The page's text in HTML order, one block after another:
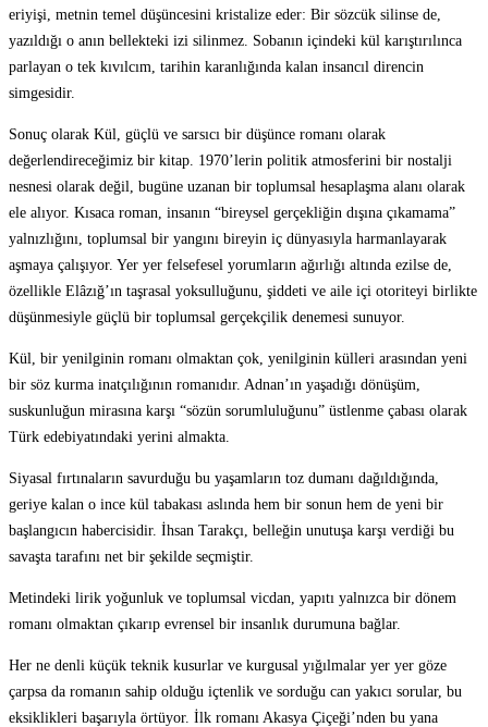
eriyişi, metnin temel düşüncesini kristalize eder: Bir sözcük silinse de,
yazıldığı o anın bellekteki izi silinmez. Sobanın içindeki kül karıştırılınca
parlayan o tek kıvılcım, tarihin karanlığında kalan insancıl direncin
simgesidir.
Sonuç olarak Kül, güçlü ve sarsıcı bir düşünce romanı olarak
değerlendireceğimiz bir kitap. 1970’lerin politik atmosferini bir nostalji
nesnesi olarak değil, bugüne uzanan bir toplumsal hesaplaşma alanı olarak
ele alıyor. Kısaca roman, insanın “bireysel gerçekliğin dışına çıkamama”
yalnızlığını, toplumsal bir yangını bireyin iç dünyasıyla harmanlayarak
aşmaya çalışıyor. Yer yer felsefesel yorumların ağırlığı altında ezilse de,
özellikle Elâzığ’ın taşrasal yoksulluğunu, şiddeti ve aile içi otoriteyi birlikte
düşünmesiyle güçlü bir toplumsal gerçekçilik denemesi sunuyor.
Kül, bir yenilginin romanı olmaktan çok, yenilginin külleri arasından yeni
bir söz kurma inatçılığının romanıdır. Adnan’ın yaşadığı dönüşüm,
suskunluğun mirasına karşı “sözün sorumluluğunu” üstlenme çabası olarak
Türk edebiyatındaki yerini almakta.
Siyasal fırtınaların savurduğu bu yaşamların toz dumanı dağıldığında,
geriye kalan o ince kül tabakası aslında hem bir sonun hem de yeni bir
başlangıcın habercisidir. İhsan Tarakçı, belleğin unutuşa karşı verdiği bu
savaşta tarafını net bir şekilde seçmiştir.
Metindeki lirik yoğunluk ve toplumsal vicdan, yapıtı yalnızca bir dönem
romanı olmaktan çıkarıp evrensel bir insanlık durumuna bağlar.
Her ne denli küçük teknik kusurlar ve kurgusal yığılmalar yer yer göze
çarpsa da romanın sahip olduğu içtenlik ve sorduğu can yakıcı sorular, bu
eksiklikleri başarıyla örtüyor. İlk romanı Akasya Çiçeği’nden bu yana